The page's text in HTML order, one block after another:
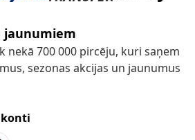
jaunumiem
nekā 700 000 pircēju, kuri saņem
sezonas akcijas un jaunumus